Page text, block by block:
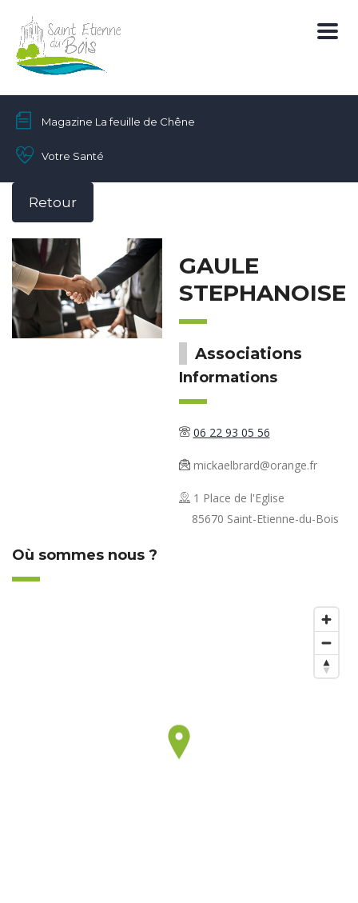
Magazine La feuille de Chêne
Votre Santé
Retour
GAULE
STEPHANOISE
Associations
Informations
06 22 93 05 56
mickaelbrard@orange.fr
1 Place de l'Eglise
85670 Saint-Etienne-du-Bois
Où sommes nous ?